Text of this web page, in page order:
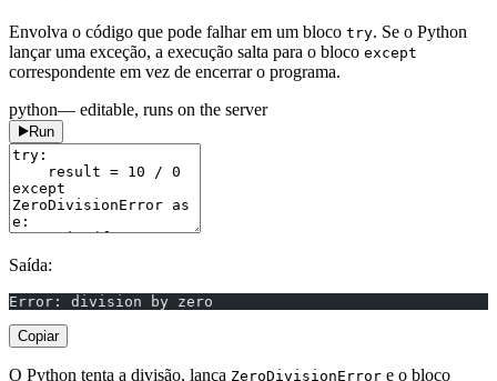
Envolva o código que pode falhar em um bloco try. Se o Python
lançar uma exceção, a execução salta para o bloco except
correspondente em vez de encerrar o programa.
python— editable, runs on the server
Run
Saída:
Error: division by zero
Copiar
O Python tenta a divisão, lança ZeroDivisionError e o bloco